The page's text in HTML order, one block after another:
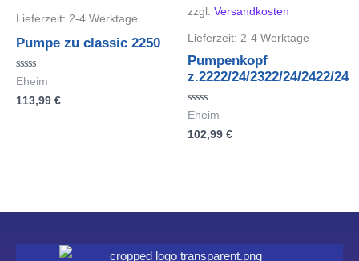
Lieferzeit: 2-4 Werktage
Pumpe zu classic 2250
Bewertet
0
Eheim
113,99 €
zzgl. Versandkosten
Lieferzeit: 2-4 Werktage
Pumpenkopf
z.2222/24/2322/24/2422/24
Bewertet
0
Eheim
102,99 €